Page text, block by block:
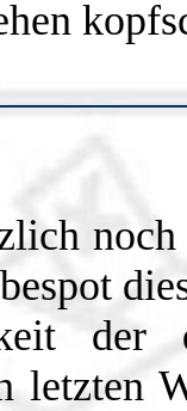
der
letzten